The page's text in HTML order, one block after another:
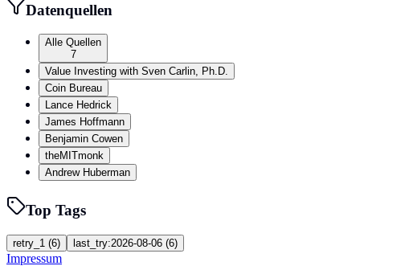
Datenquellen
Alle Quellen
7
Value Investing with Sven Carlin, Ph.D.
Coin Bureau
Lance Hedrick
James Hoffmann
Benjamin Cowen
theMITmonk
Andrew Huberman
Top Tags
retry_1 (6) last_try:2026-08-06 (6)
Impressum